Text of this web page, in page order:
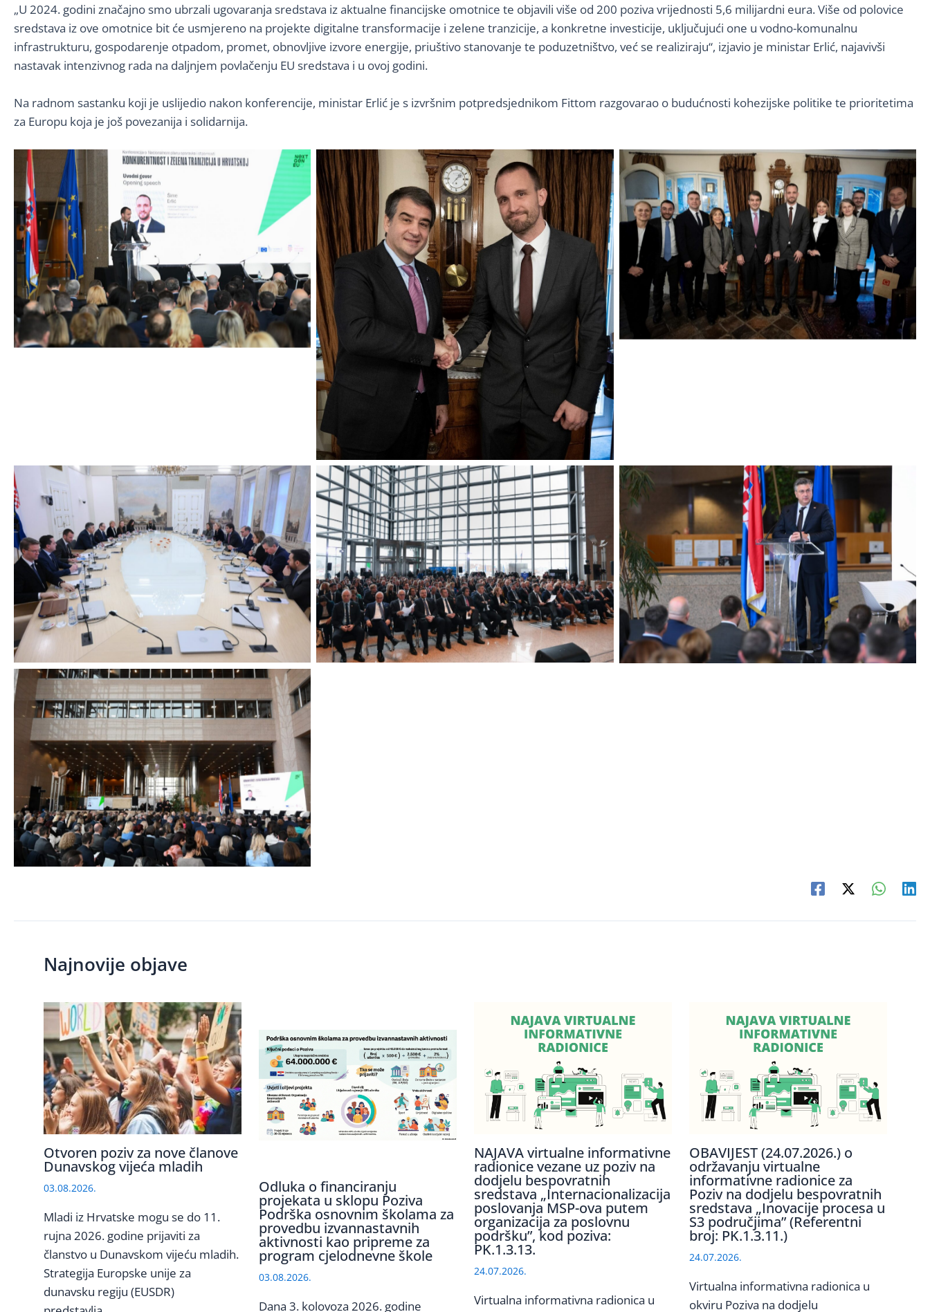
„U 2024. godini značajno smo ubrzali ugovaranja sredstava iz aktualne financijske omotnice te objavili više od 200 poziva vrijednosti 5,6 milijardni eura. Više od polovice
sredstava iz ove omotnice bit će usmjereno na projekte digitalne transformacije i zelene tranzicije, a konkretne investicije, uključujući one u vodno-komunalnu
infrastrukturu, gospodarenje otpadom, promet, obnovljive izvore energije, priuštivo stanovanje te poduzetništvo, već se realiziraju“, izjavio je ministar Erlić, najavivši
nastavak intenzivnog rada na daljnjem povlačenju EU sredstava i u ovoj godini.
Na radnom sastanku koji je uslijedio nakon konferencije, ministar Erlić je s izvršnim potpredsjednikom Fittom razgovarao o budućnosti kohezijske politike te prioritetima
za Europu koja je još povezanija i solidarnija.
Najnovije objave
Otvoren poziv za nove članove
Dunavskog vijeća mladih
03.08.2026.
Mladi iz Hrvatske mogu se do 11.
rujna 2026. godine prijaviti za
članstvo u Dunavskom vijeću mladih.
Strategija Europske unije za
dunavsku regiju (EUSDR)
Odluka o financiranju
projekata u sklopu Poziva
Podrška osnovnim školama za
provedbu izvannastavnih
aktivnosti kao pripreme za
program cjelodnevne škole
03.08.2026.
Dana 3. kolovoza 2026. godine
NAJAVA virtualne informativne
radionice vezane uz poziv na
dodjelu bespovratnih
sredstava „Internacionalizacija
poslovanja MSP-ova putem
organizacija za poslovnu
podršku”, kod poziva:
PK.1.3.13.
24.07.2026.
Virtualna informativna radionica u
OBAVIJEST (24.07.2026.) o
održavanju virtualne
informativne radionice za
Poziv na dodjelu bespovratnih
sredstava „Inovacije procesa u
S3 područjima” (Referentni
broj: PK.1.3.11.)
24.07.2026.
Virtualna informativna radionica u
okviru Poziva na dodjelu